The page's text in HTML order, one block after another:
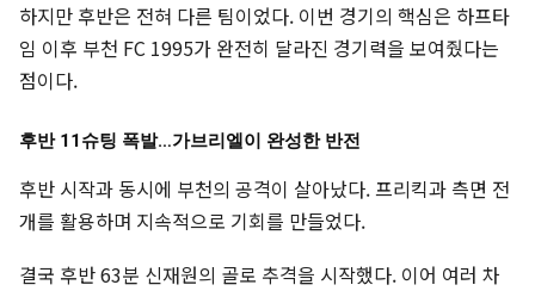
하지만 후반은 전혀 다른 팀이었다. 이번 경기의 핵심은 하프타
임 이후 부천 FC 1995가 완전히 달라진 경기력을 보여줬다는
점이다.
후반 11슈팅 폭발…가브리엘이 완성한 반전
후반 시작과 동시에 부천의 공격이 살아났다. 프리킥과 측면 전
개를 활용하며 지속적으로 기회를 만들었다.
결국 후반 63분 신재원의 골로 추격을 시작했다. 이어 여러 차